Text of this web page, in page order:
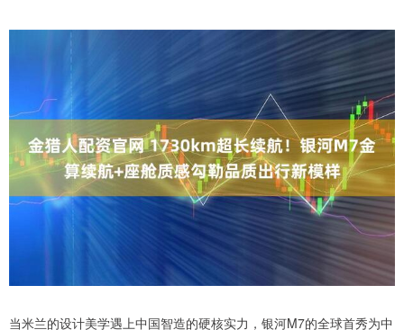
当米兰的设计美学遇上中国智造的硬核实力，银河M7的全球首秀为中